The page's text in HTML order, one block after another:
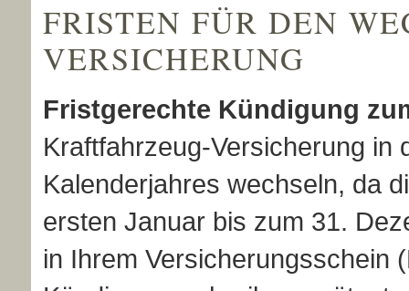
FRISTEN FÜR DEN
VERSICHERUNG
Fristgerechte Kündigung
Kraftfahrzeug-Versicherung in
Kalenderjahres wechseln, da
ersten Januar bis zum 31.
in Ihrem Versicherungsschein